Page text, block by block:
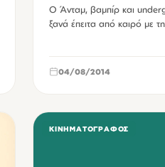
Ο Άνταμ, βαμπίρ και
ξανά έπειτα από καιρό με
04/08/2014
ΚΙΝΗΜΑΤΟΓΡΆΦΟΣ